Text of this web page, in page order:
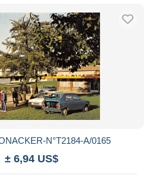
N°T2184-A/0165
± 6,94 US$